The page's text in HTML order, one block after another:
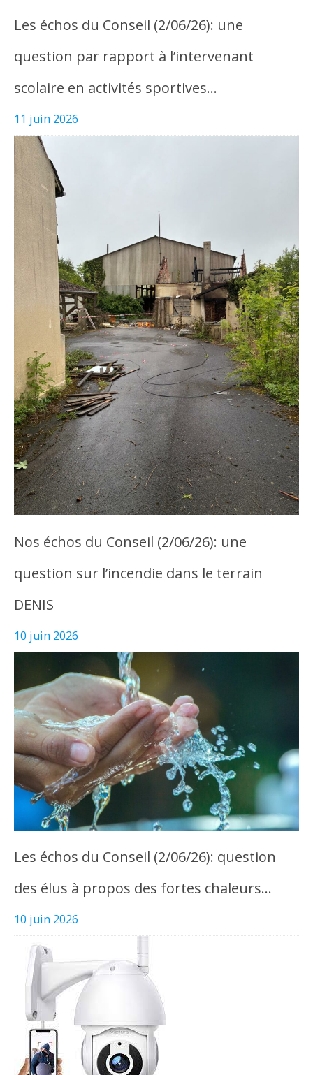
Les échos du Conseil (2/06/26): une
question par rapport à l’intervenant
scolaire en activités sportives…
11 juin 2026
Nos échos du Conseil (2/06/26): une
question sur l’incendie dans le terrain
DENIS
10 juin 2026
Les échos du Conseil (2/06/26): question
des élus à propos des fortes chaleurs…
10 juin 2026